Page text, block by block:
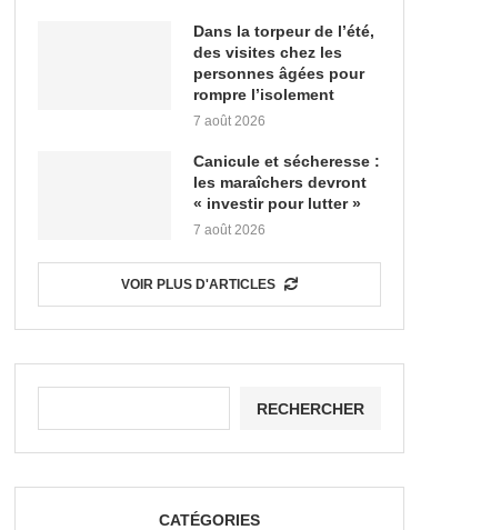
Dans la torpeur de l’été,
des visites chez les
personnes âgées pour
rompre l’isolement
7 août 2026
Canicule et sécheresse :
les maraîchers devront
« investir pour lutter »
7 août 2026
VOIR PLUS D'ARTICLES
RECHERCHER
CATÉGORIES